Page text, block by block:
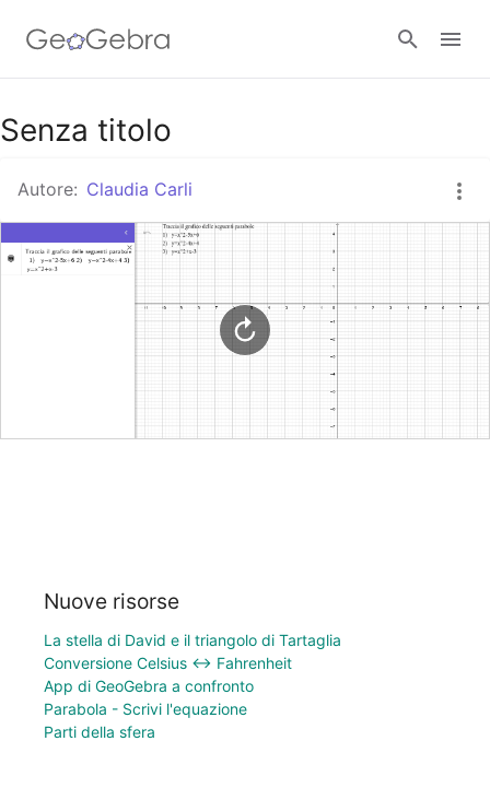
Google Classroom
GeoGebra Classroom
Senza titolo
Autore: Claudia Carli
Nuove risorse
La stella di David e il triangolo di Tartaglia
Conversione Celsius ↔ Fahrenheit
App di GeoGebra a confronto
Parabola - Scrivi l'equazione
Parti della sfera